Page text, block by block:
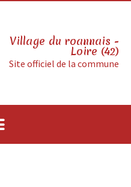
Village du roannais -
Loire (42)
Site officiel de la commune